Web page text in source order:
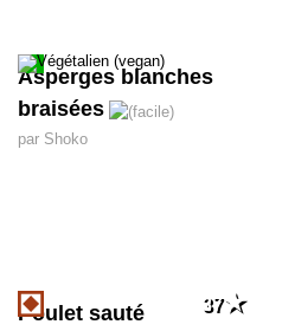
Asperges blanches
braisées
par Shoko
Poulet sauté
37